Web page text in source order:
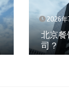
2026年
北京
司？